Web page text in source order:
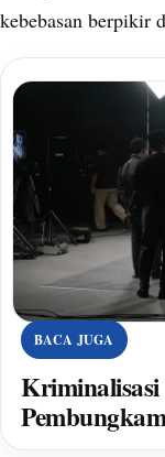
kebebasan berpikir
BACA JUGA